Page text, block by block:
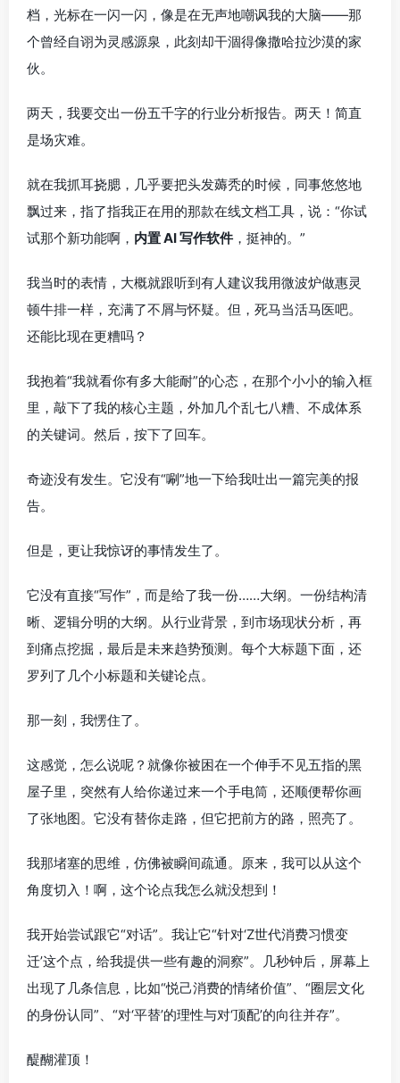
档，光标在一闪一闪，像是在无声地嘲讽我的大脑——那
个曾经自诩为灵感源泉，此刻却干涸得像撒哈拉沙漠的家
伙。
两天，我要交出一份五千字的行业分析报告。两天！简直
是场灾难。
就在我抓耳挠腮，几乎要把头发薅秃的时候，同事悠悠地
飘过来，指了指我正在用的那款在线文档工具，说：“你试
试那个新功能啊， 内置 AI 写作软件，挺神的。”
我当时的表情，大概就跟听到有人建议我用微波炉做惠灵
顿牛排一样，充满了不屑与怀疑。但，死马当活马医吧。
还能比现在更糟吗？
我抱着“我就看你有多大能耐”的心态，在那个小小的输入框
里，敲下了我的核心主题，外加几个乱七八糟、不成体系
的关键词。然后，按下了回车。
奇迹没有发生。它没有“唰”地一下给我吐出一篇完美的报
告。
但是，更让我惊讶的事情发生了。
它没有直接“写作”，而是给了我一份……大纲。一份结构清
晰、逻辑分明的大纲。从行业背景，到市场现状分析，再
到痛点挖掘，最后是未来趋势预测。每个大标题下面，还
罗列了几个小标题和关键论点。
那一刻，我愣住了。
这感觉，怎么说呢？就像你被困在一个伸手不见五指的黑
屋子里，突然有人给你递过来一个手电筒，还顺便帮你画
了张地图。它没有替你走路，但它把前方的路，照亮了。
我那堵塞的思维，仿佛被瞬间疏通。原来，我可以从这个
角度切入！啊，这个论点我怎么就没想到！
我开始尝试跟它“对话”。我让它“针对‘Z世代消费习惯变
迁’这个点，给我提供一些有趣的洞察”。几秒钟后，屏幕上
出现了几条信息，比如“悦己消费的情绪价值”、“圈层文化
的身份认同”、“对‘平替’的理性与对‘顶配’的向往并存”。
醍醐灌顶！